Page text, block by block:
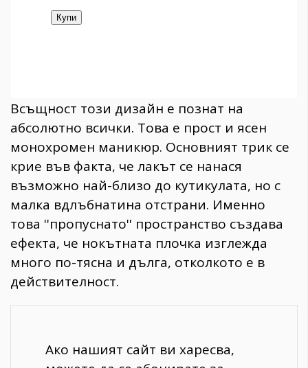
Всъщност този дизайн е познат на
абсолютно всички. Това е прост и ясен
монохромен маникюр. Основният трик се
крие във факта, че лакът се нанася
възможно най-близо до кутикулата, но с
малка вдлъбнатина отстрани. Именно
това ''пропуснато'' пространство създава
ефекта, че нокътната плочка изглежда
много по-тясна и дълга, отколкото е в
действителност.
Ако нашият сайт ви харесва,